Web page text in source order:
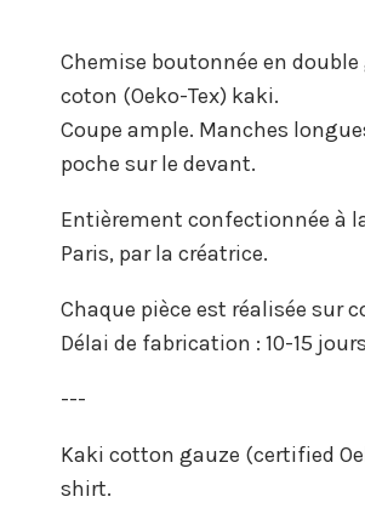
Chemise boutonnée en double
coton (Oeko-Tex) kaki.
Coupe ample. Manches
poche sur le devant.
Entièrement confectionnée à
Paris, par la créatrice.
Chaque pièce est réalisée sur
Délai de fabrication : 10-15
---
Kaki cotton gauze (certified
shirt.